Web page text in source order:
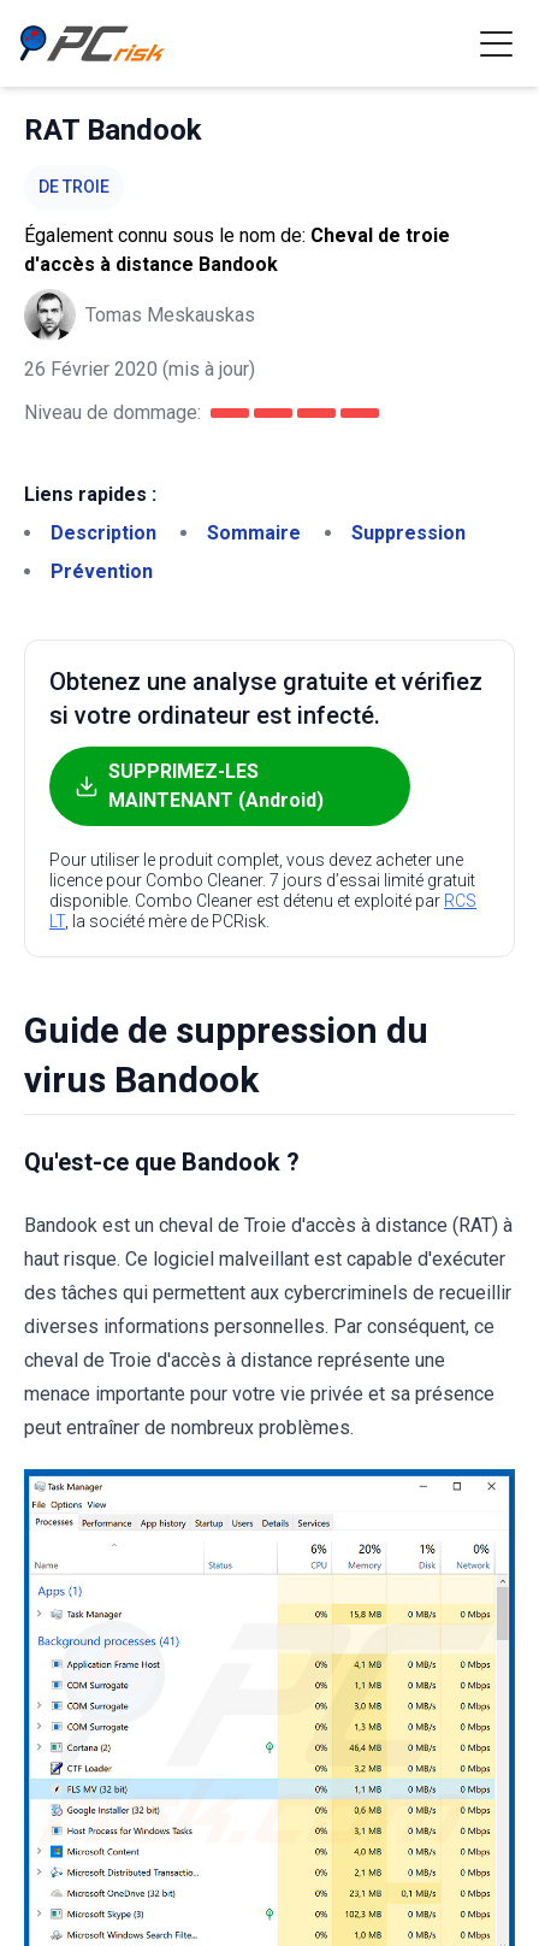
RAT Bandook
DE TROIE
Également connu sous le nom de: Cheval de troie
d'accès à distance Bandook
Tomas Meskauskas
26 Février 2020 (mis à jour)
Niveau de dommage:
Liens rapides :
Description
Sommaire
Suppression
Prévention
Obtenez une analyse gratuite et vérifiez
si votre ordinateur est infecté.
SUPPRIMEZ-LES
MAINTENANT (Android)
Pour utiliser le produit complet, vous devez acheter une
licence pour Combo Cleaner. 7 jours d’essai limité gratuit
disponible. Combo Cleaner est détenu et exploité par RCS
LT, la société mère de PCRisk.
Guide de suppression du
virus Bandook
Qu'est-ce que Bandook ?
Bandook est un cheval de Troie d'accès à distance (RAT) à
haut risque. Ce logiciel malveillant est capable d'exécuter
des tâches qui permettent aux cybercriminels de recueillir
diverses informations personnelles. Par conséquent, ce
cheval de Troie d'accès à distance représente une
menace importante pour votre vie privée et sa présence
peut entraîner de nombreux problèmes.